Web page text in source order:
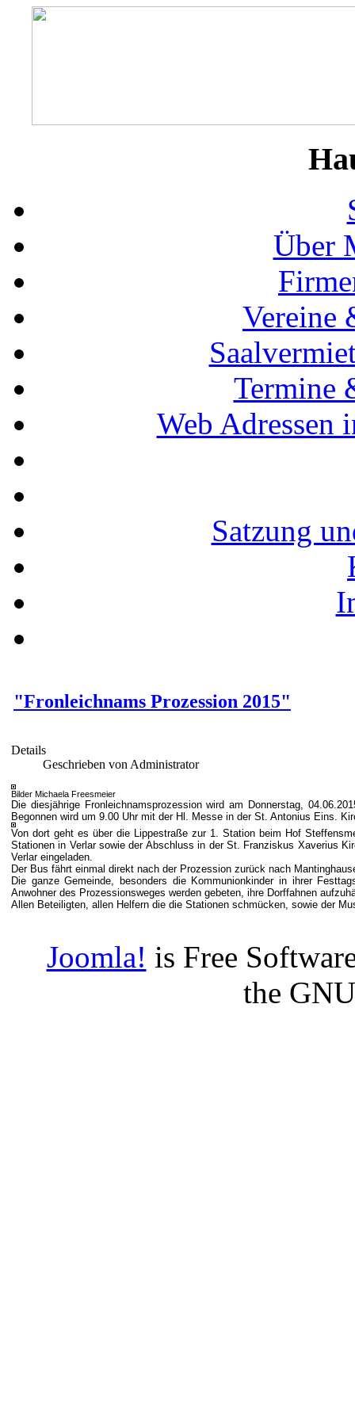
Über
Vereine
Termine
Web Adressen
Satzung
"Fronleichnams Prozession 2015"
Details
Geschrieben von Administrator
Bilder Michaela Freesmeier
Die diesjährige Fronleichnamsprozession wird am Donnerstag,
Begonnen wird um 9.00 Uhr mit der Hl. Messe in der St. Antonius Eins.
Von dort geht es über die Lippestraße zur 1. Station beim Hof
Stationen in Verlar sowie der Abschluss in der St. Franziskus Xaverius
Verlar eingeladen.
Der Bus fährt einmal direkt nach der Prozession zurück nach
Die ganze Gemeinde, besonders die Kommunionkinder in ihrer
Anwohner des Prozessionsweges werden gebeten, ihre Dorffahnen
Allen Beteiligten, allen Helfern die die Stationen schmücken, sowie der
Joomla! is Free
the